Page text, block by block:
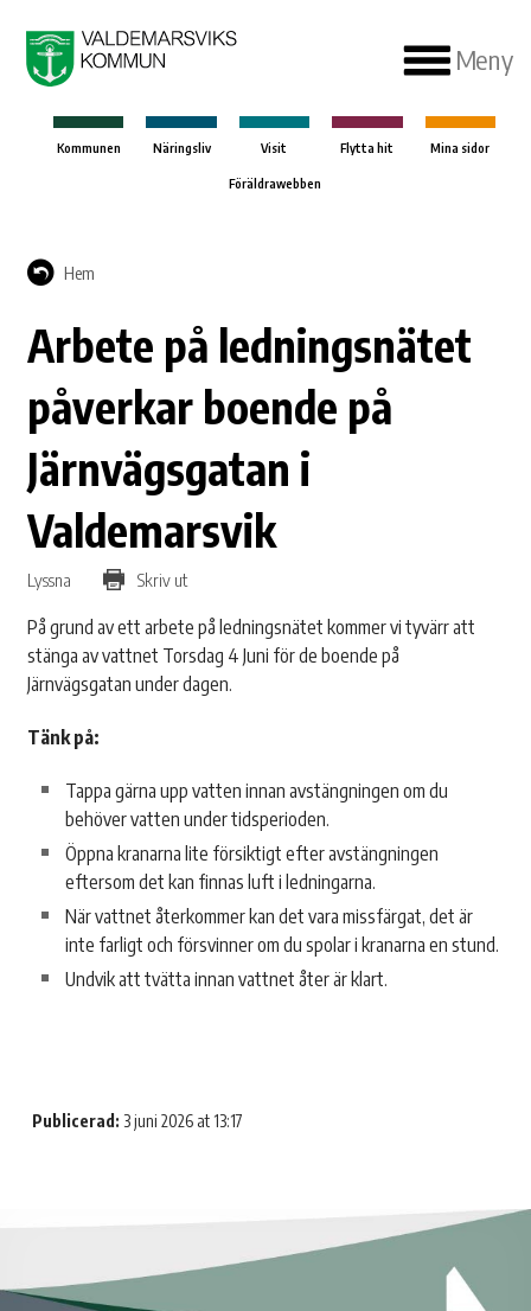
Meny
Kommunen Näringsliv Visit Flytta hit Mina sidor
Föräldrawebben
Hem
Arbete på ledningsnätet
påverkar boende på
Järnvägsgatan i
Valdemarsvik
Lyssna Skriv ut
På grund av ett arbete på ledningsnätet kommer vi tyvärr att
stänga av vattnet Torsdag 4 Juni för de boende på
Järnvägsgatan under dagen.
Tänk på:
Tappa gärna upp vatten innan avstängningen om du
behöver vatten under tidsperioden.
Öppna kranarna lite försiktigt efter avstängningen
eftersom det kan finnas luft i ledningarna.
När vattnet återkommer kan det vara missfärgat, det är
inte farligt och försvinner om du spolar i kranarna en stund.
Undvik att tvätta innan vattnet åter är klart.
Publicerad: 3 juni 2026 at 13:17